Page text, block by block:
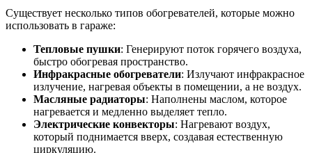
Существует несколько типов обогревателей, которые можно
использовать в гараже:
Тепловые пушки: Генерируют поток горячего воздуха,
быстро обогревая пространство.
Инфракрасные обогреватели: Излучают инфракрасное
излучение, нагревая объекты в помещении, а не воздух.
Масляные радиаторы: Наполнены маслом, которое
нагревается и медленно выделяет тепло.
Электрические конвекторы: Нагревают воздух,
который поднимается вверх, создавая естественную
циркуляцию.